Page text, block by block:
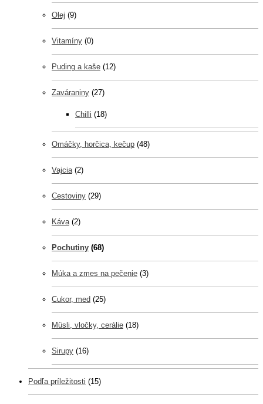
Olej (9)
Vitamíny (0)
Puding a kaše (12)
Zaváraniny (27)
Chilli (18)
Omáčky, horčica, kečup (48)
Vajcia (2)
Cestoviny (29)
Káva (2)
Pochutiny (68)
Múka a zmes na pečenie (3)
Cukor, med (25)
Müsli, vločky, cerálie (18)
Sirupy (16)
Podľa príležitosti (15)